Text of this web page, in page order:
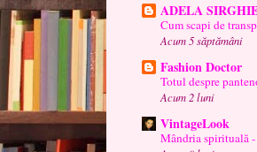
ADELA
Cum scapi de
Acum 5 săptămâni
Fashion Doctor
Totul despre
Acum 2 luni
VintageLook
Mândria spirituală -